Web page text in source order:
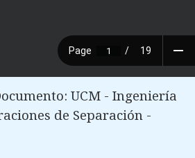
UCM - Ingeniería
de Separación -